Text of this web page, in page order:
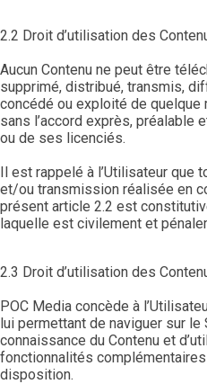
2.2 Droit d’utilisation des
Aucun Contenu ne peut être
supprimé, distribué, transmis,
concédé ou exploité de quelque
sans l’accord exprès, préalable
ou de ses licenciés.
Il est rappelé à l’Utilisateur que
et/ou transmission réalisée en
présent article 2.2 est
laquelle est civilement et
2.3 Droit d’utilisation des
POC Media concède à
lui permettant de naviguer sur le
connaissance du Contenu et
fonctionnalités
disposition.